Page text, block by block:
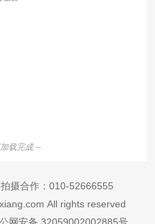
载完成 --
拍摄合作： 010-52666555
All rights reserved
网安备 32059002002885号